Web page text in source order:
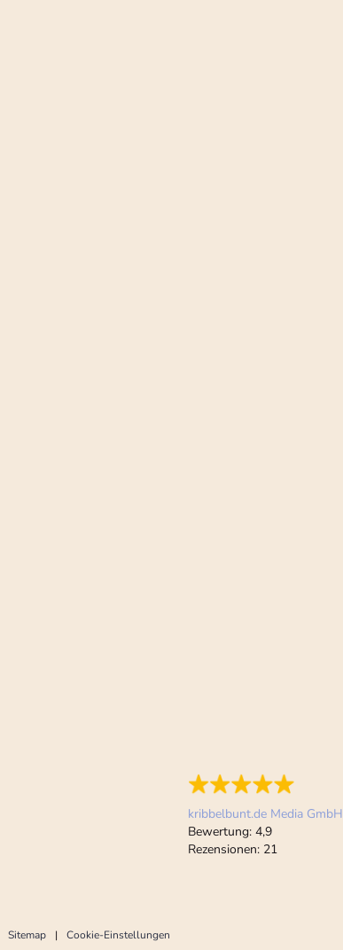
Sitemap Cookie-Einstellungen
kribbelbunt.de Media GmbH
Bewertung: 4,9
Rezensionen: 21